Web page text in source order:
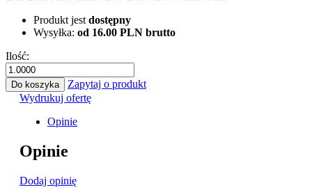
Produkt jest dostępny
Wysyłka: od 16.00 PLN brutto
Ilość:
Do koszyka
Zapytaj o produkt
Wydrukuj ofertę
Opinie
Opinie
Dodaj opinię